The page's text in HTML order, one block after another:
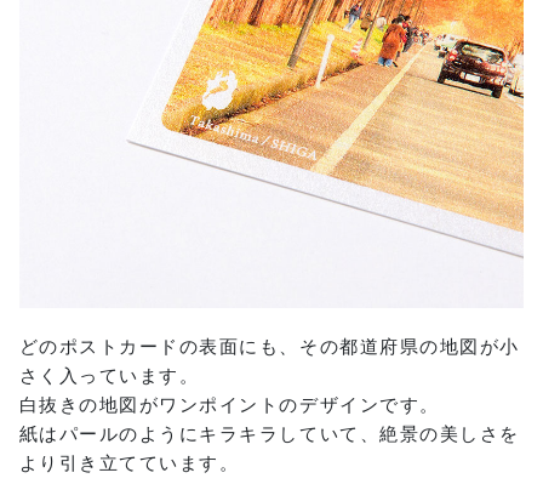
どのポストカードの表面にも、その都道府県の地図が小
さく入っています。
白抜きの地図がワンポイントのデザインです。
紙はパールのようにキラキラしていて、絶景の美しさを
より引き立てています。